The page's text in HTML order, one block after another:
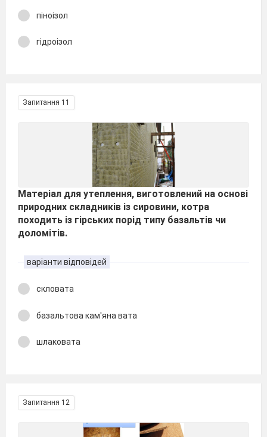
піноізол
гідроізол
Запитання 11
Матеріал для утеплення, виготовлений на основі
природних складників із сировини, котра
походить із гірських порід типу базальтів чи
доломітів.
варіанти відповідей
скловата
базальтова кам'яна вата
шлаковата
Запитання 12